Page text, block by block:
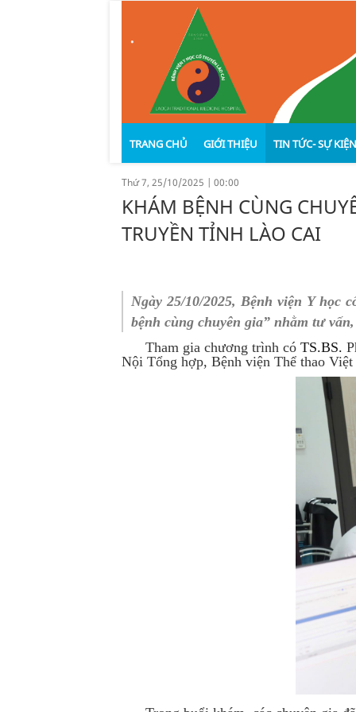
.
TRANG CHỦ
Văn bản pháp quy
GIỚI THIỆU
Lịch sử hình thành và phát
Khối phòng
Khối lâm
Khối cận
Thành tích đạt được
TIN TỨC- SỰ KIỆN
Hoạt động
Giáo dục sức
Quản lý chất
Công khai
Thứ 7, 25/10/2025 | 00:00
KHÁM BỆNH CÙNG
TRUYỀN TỈNH LÀO CAI
Ngày 25/10/2025, Bệnh viện Y
bệnh cùng chuyên gia” nhằm tư
Tham gia chương trình có TS.BS.
Nội Tổng hợp, Bệnh viện Thể thao Việt